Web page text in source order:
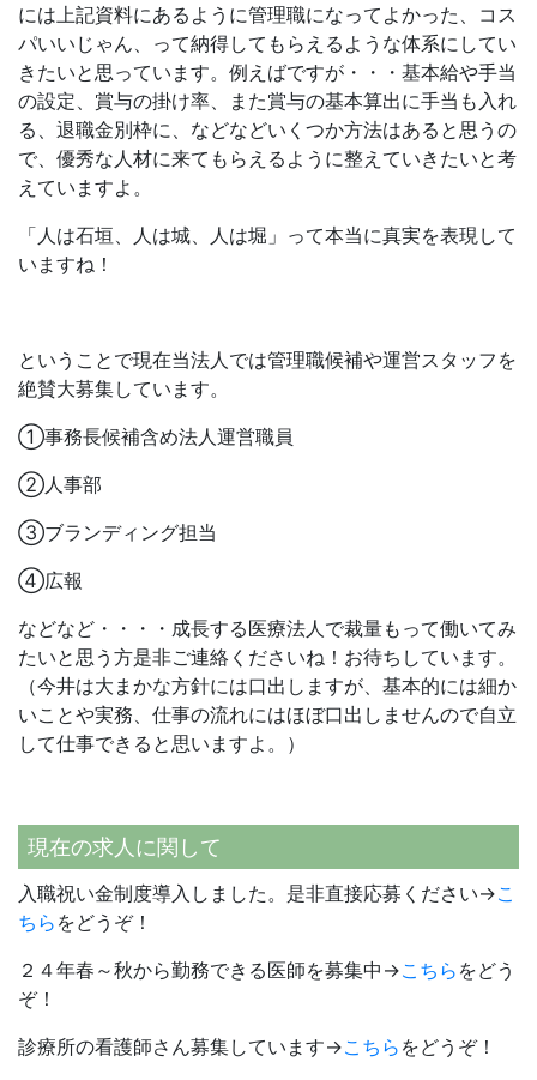
には上記資料にあるように管理職になってよかった、コス
パいいじゃん、って納得してもらえるような体系にしてい
きたいと思っています。例えばですが・・・基本給や手当
の設定、賞与の掛け率、また賞与の基本算出に手当も入れ
る、退職金別枠に、などなどいくつか方法はあると思うの
で、優秀な人材に来てもらえるように整えていきたいと考
えていますよ。
「人は石垣、人は城、人は堀」って本当に真実を表現して
いますね！
ということで現在当法人では管理職候補や運営スタッフを
絶賛大募集しています。
①事務長候補含め法人運営職員
②人事部
③ブランディング担当
④広報
などなど・・・・成長する医療法人で裁量もって働いてみ
たいと思う方是非ご連絡くださいね！お待ちしています。
（今井は大まかな方針には口出しますが、基本的には細か
いことや実務、仕事の流れにはほぼ口出しませんので自立
して仕事できると思いますよ。）
現在の求人に関して
入職祝い金制度導入しました。是非直接応募ください→こ
ちら をどうぞ！
２４年春～秋から勤務できる医師を募集中→こちら をどう
ぞ！
診療所の看護師さん募集しています→こちら をどうぞ！